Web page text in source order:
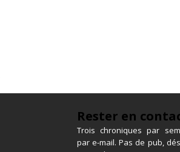
Rester en
Trois chroniques par
par e-mail. Pas de pub,